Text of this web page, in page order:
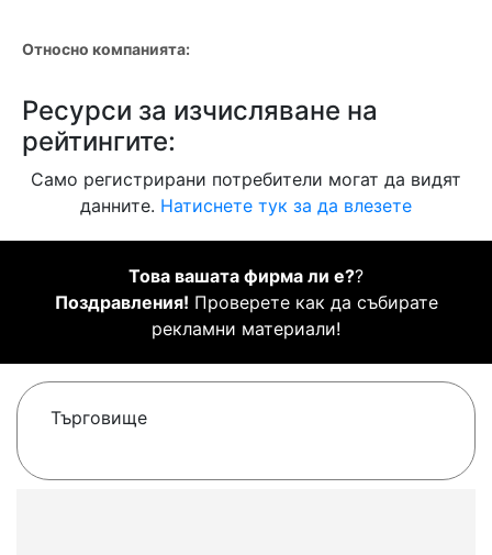
Относно компанията:
Ресурси за изчисляване на
рейтингите:
Само регистрирани потребители могат да видят
данните. Натиснете тук за да влезете
Това вашата фирма ли е??
Поздравления! Проверете как да събирате
рекламни материали!
Търговище